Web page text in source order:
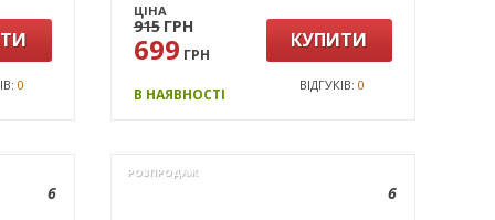
0
ЦІНА
915 ГРН
699 ГРН
КУПИТИ
В НАЯВНОСТІ
ВІДГУКІВ:0
6
РОЗПРОДАЖ
6